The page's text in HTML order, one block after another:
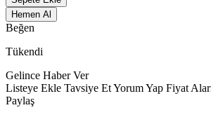
Hemen Al
Beğen
Tükendi
Gelince Haber Ver
Listeye Ekle Tavsiye EtYorum Yap Fiyat
Paylaş